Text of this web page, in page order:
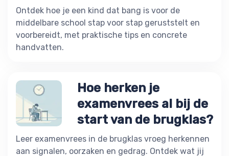
Ontdek hoe je een kind dat bang is voor de
middelbare school stap voor stap geruststelt en
voorbereidt, met praktische tips en concrete
handvatten.
Hoe herken je
examenvrees al bij de
start van de brugklas?
Leer examenvrees in de brugklas vroeg herkennen
aan signalen, oorzaken en gedrag. Ontdek wat jij